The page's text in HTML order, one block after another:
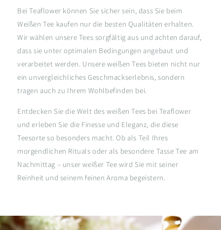
Bei Teaflower können Sie sicher sein, dass Sie beim
Weißen Tee kaufen nur die besten Qualitäten erhalten.
Wir wählen unsere Tees sorgfältig aus und achten darauf,
dass sie unter optimalen Bedingungen angebaut und
verarbeitet werden. Unsere weißen Tees bieten nicht nur
ein unvergleichliches Geschmackserlebnis, sondern
tragen auch zu Ihrem Wohlbefinden bei.
Entdecken Sie die Welt des weißen Tees bei Teaflower
und erleben Sie die Finesse und Eleganz, die diese
Teesorte so besonders macht. Ob als Teil Ihres
morgendlichen Rituals oder als besondere Tasse Tee am
Nachmittag – unser weißer Tee wird Sie mit seiner
Reinheit und seinem feinen Aroma begeistern.